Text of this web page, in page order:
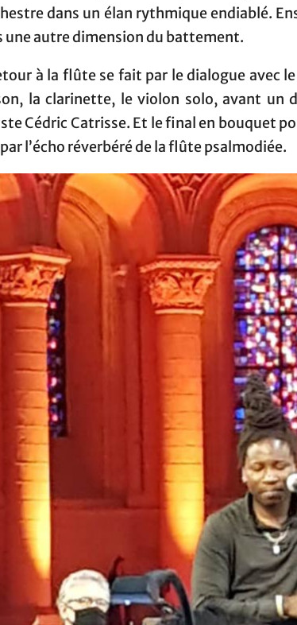
dans un élan rythmique endiablé.
une autre dimension du battement.
à la flûte se fait par le dialogue avec
la clarinette, le violon solo, avant un
Cédric Catrisse. Et le final en bouquet
l’écho réverbéré de la flûte psalmodiée.